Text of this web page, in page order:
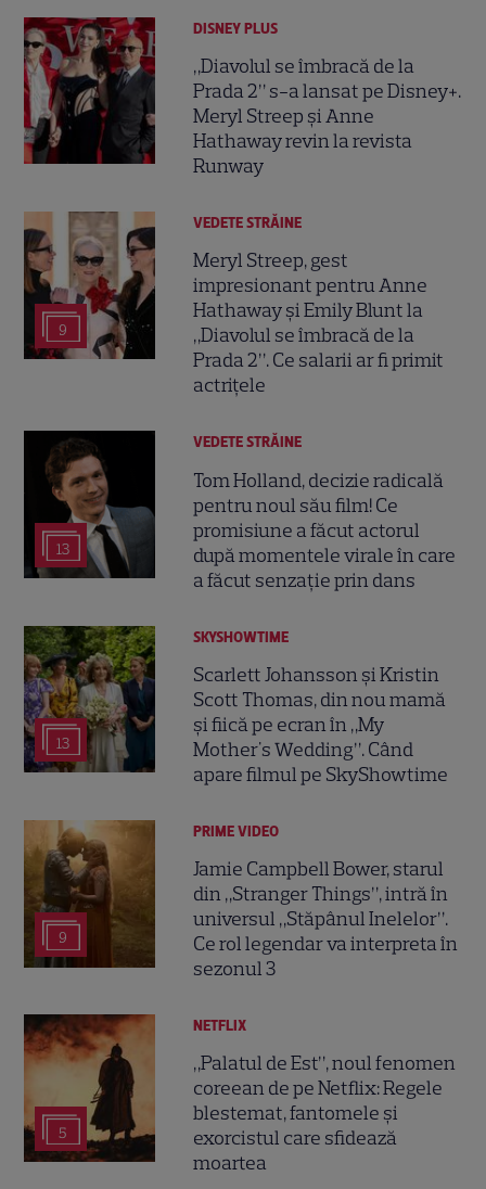
DISNEY PLUS
„Diavolul se îmbracă de la
Prada 2” s-a lansat pe Disney+.
Meryl Streep și Anne
Hathaway revin la revista
Runway
9
VEDETE STRĂINE
Meryl Streep, gest
impresionant pentru Anne
Hathaway și Emily Blunt la
„Diavolul se îmbracă de la
Prada 2”. Ce salarii ar fi primit
actrițele
13
VEDETE STRĂINE
Tom Holland, decizie radicală
pentru noul său film! Ce
promisiune a făcut actorul
după momentele virale în care
a făcut senzație prin dans
13
SKYSHOWTIME
Scarlett Johansson și Kristin
Scott Thomas, din nou mamă
și fiică pe ecran în „My
Mother's Wedding”. Când
apare filmul pe SkyShowtime
9
PRIME VIDEO
Jamie Campbell Bower, starul
din „Stranger Things”, intră în
universul „Stăpânul Inelelor”.
Ce rol legendar va interpreta în
sezonul 3
5
NETFLIX
„Palatul de Est”, noul fenomen
coreean de pe Netflix: Regele
blestemat, fantomele și
exorcistul care sfidează
moartea